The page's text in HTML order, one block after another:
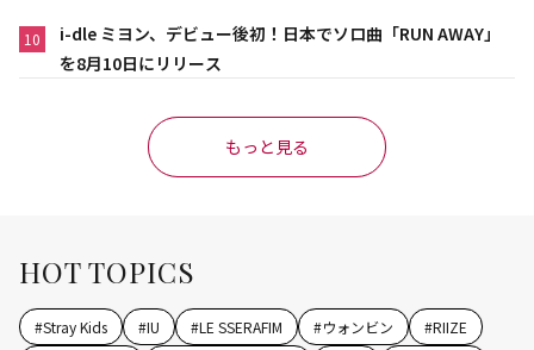
10
i-dle ミヨン、デビュー後初！日本でソロ曲「RUN AWAY」
を8月10日にリリース
もっと見る
HOT TOPICS
#Stray Kids #IU #LE SSERAFIM #ウォンビン #RIIZE